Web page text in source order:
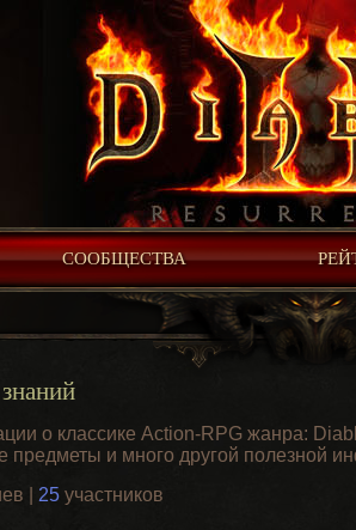
СООБЩЕСТВА
о классике Action-RPG жанра:
предметы и много другой полезной
| 25 участников